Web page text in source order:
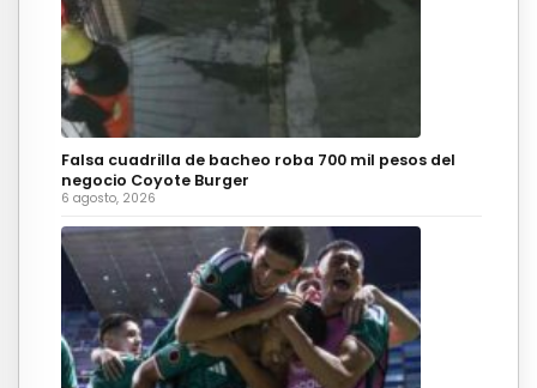
Falsa cuadrilla de bacheo roba 700 mil pesos del
negocio Coyote Burger
6 agosto, 2026